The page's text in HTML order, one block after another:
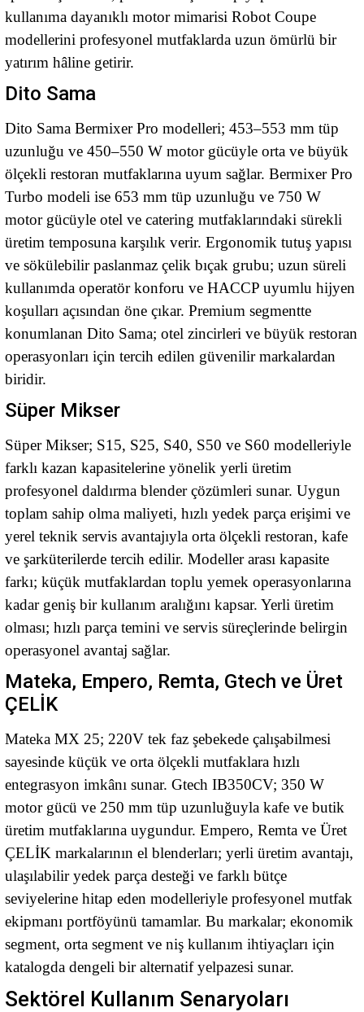
kullanıma dayanıklı motor mimarisi Robot Coupe
modellerini profesyonel mutfaklarda uzun ömürlü bir
yatırım hâline getirir.
Dito Sama
Dito Sama Bermixer Pro modelleri; 453–553 mm tüp
uzunluğu ve 450–550 W motor gücüyle orta ve büyük
ölçekli restoran mutfaklarına uyum sağlar. Bermixer Pro
Turbo modeli ise 653 mm tüp uzunluğu ve 750 W
motor gücüyle otel ve catering mutfaklarındaki sürekli
üretim temposuna karşılık verir. Ergonomik tutuş yapısı
ve sökülebilir paslanmaz çelik bıçak grubu; uzun süreli
kullanımda operatör konforu ve HACCP uyumlu hijyen
koşulları açısından öne çıkar. Premium segmentte
konumlanan Dito Sama; otel zincirleri ve büyük restoran
operasyonları için tercih edilen güvenilir markalardan
biridir.
Süper Mikser
Süper Mikser; S15, S25, S40, S50 ve S60 modelleriyle
farklı kazan kapasitelerine yönelik yerli üretim
profesyonel daldırma blender çözümleri sunar. Uygun
toplam sahip olma maliyeti, hızlı yedek parça erişimi ve
yerel teknik servis avantajıyla orta ölçekli restoran, kafe
ve şarküterilerde tercih edilir. Modeller arası kapasite
farkı; küçük mutfaklardan toplu yemek operasyonlarına
kadar geniş bir kullanım aralığını kapsar. Yerli üretim
olması; hızlı parça temini ve servis süreçlerinde belirgin
operasyonel avantaj sağlar.
Mateka, Empero, Remta, Gtech ve Üret
ÇELİK
Mateka MX 25; 220V tek faz şebekede çalışabilmesi
sayesinde küçük ve orta ölçekli mutfaklara hızlı
entegrasyon imkânı sunar. Gtech IB350CV; 350 W
motor gücü ve 250 mm tüp uzunluğuyla kafe ve butik
üretim mutfaklarına uygundur. Empero, Remta ve Üret
ÇELİK markalarının el blenderları; yerli üretim avantajı,
ulaşılabilir yedek parça desteği ve farklı bütçe
seviyelerine hitap eden modelleriyle profesyonel mutfak
ekipmanı portföyünü tamamlar. Bu markalar; ekonomik
segment, orta segment ve niş kullanım ihtiyaçları için
katalogda dengeli bir alternatif yelpazesi sunar.
Sektörel Kullanım Senaryoları